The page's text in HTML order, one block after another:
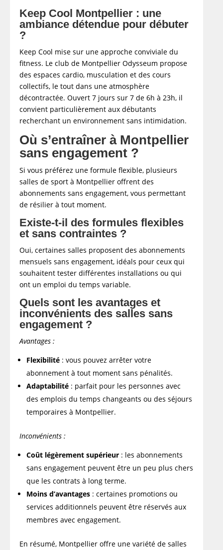
Keep Cool Montpellier : une
ambiance détendue pour débuter
?
Keep Cool mise sur une approche conviviale du
fitness. Le club de Montpellier Odysseum propose
des espaces cardio, musculation et des cours
collectifs, le tout dans une atmosphère
décontractée. Ouvert 7 jours sur 7 de 6h à 23h, il
convient particulièrement aux débutants
recherchant un environnement sans intimidation.
Où s’entraîner à Montpellier
sans engagement ?
Si vous préférez une formule flexible, plusieurs
salles de sport à Montpellier offrent des
abonnements sans engagement, vous permettant
de résilier à tout moment.
Existe-t-il des formules flexibles
et sans contraintes ?
Oui, certaines salles proposent des abonnements
mensuels sans engagement, idéals pour ceux qui
souhaitent tester différentes installations ou qui
ont un emploi du temps variable.
Quels sont les avantages et
inconvénients des salles sans
engagement ?
Avantages :
Flexibilité : vous pouvez arrêter votre
abonnement à tout moment sans pénalités.​
Adaptabilité : parfait pour les personnes avec
des emplois du temps changeants ou des séjours
temporaires à Montpellier.​
Inconvénients :
Coût légèrement supérieur : les abonnements
sans engagement peuvent être un peu plus chers
que les contrats à long terme.​
Moins d’avantages : certaines promotions ou
services additionnels peuvent être réservés aux
membres avec engagement.​
En résumé, Montpellier offre une variété de salles